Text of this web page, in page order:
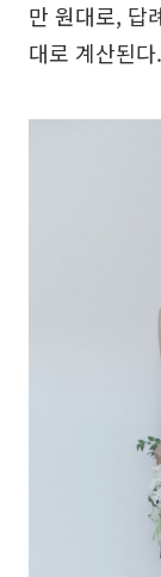
만 원대로, 답
대로 계산된다.